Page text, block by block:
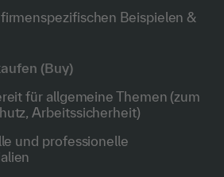
Beispielen &
(Buy)
für allgemeine Themen (zum
Arbeitssicherheit)
und professionelle